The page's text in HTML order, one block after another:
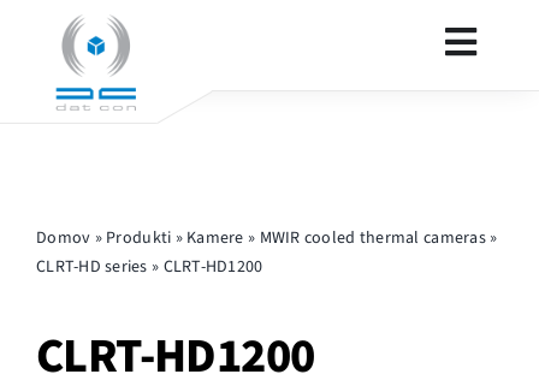
content
OBRAMBA
Domov » Produkti » Kamere » MWIR cooled thermal cameras»
CLRT-HD series » CLRT-HD1200
CLRT-HD1200